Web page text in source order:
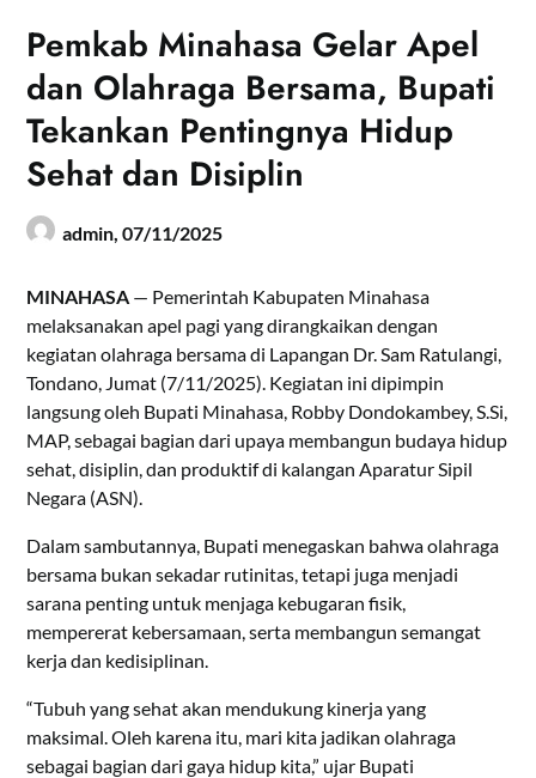
Pemkab Minahasa Gelar Apel
dan Olahraga Bersama, Bupati
Tekankan Pentingnya Hidup
Sehat dan Disiplin
admin,07/11/2025
MINAHASA — Pemerintah Kabupaten Minahasa
melaksanakan apel pagi yang dirangkaikan dengan
kegiatan olahraga bersama di Lapangan Dr. Sam Ratulangi,
Tondano, Jumat (7/11/2025). Kegiatan ini dipimpin
langsung oleh Bupati Minahasa, Robby Dondokambey, S.Si,
MAP, sebagai bagian dari upaya membangun budaya hidup
sehat, disiplin, dan produktif di kalangan Aparatur Sipil
Negara (ASN).
Dalam sambutannya, Bupati menegaskan bahwa olahraga
bersama bukan sekadar rutinitas, tetapi juga menjadi
sarana penting untuk menjaga kebugaran fisik,
mempererat kebersamaan, serta membangun semangat
kerja dan kedisiplinan.
“Tubuh yang sehat akan mendukung kinerja yang
maksimal. Oleh karena itu, mari kita jadikan olahraga
sebagai bagian dari gaya hidup kita,” ujar Bupati